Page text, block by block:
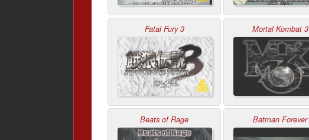
Fatal Fury 3 Mortal Kombat 3
Beats of Rage Batman Forever